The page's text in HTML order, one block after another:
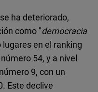
se ha deteriorado,
como "democracia
en el ranking
54, y a nivel
9, con un
Este declive